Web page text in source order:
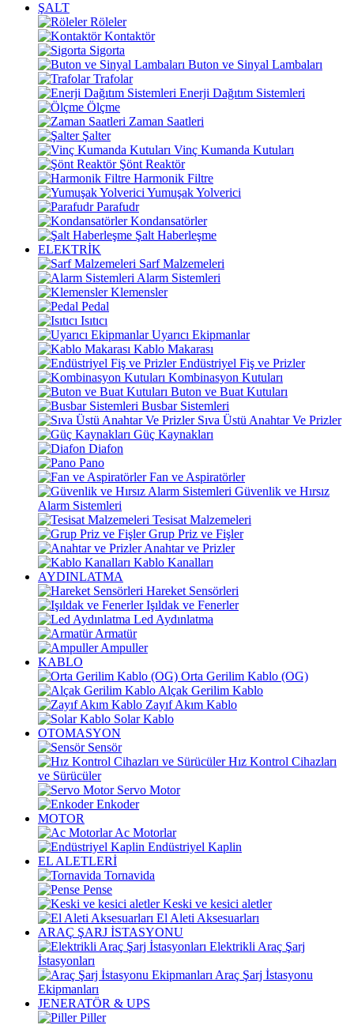
ŞALT
Röleler
Kontaktör
Sigorta
Buton ve Sinyal Lambaları
Trafolar
Enerji Dağıtım Sistemleri
Ölçme
Zaman Saatleri
Şalter
Vinç Kumanda Kutuları
Şönt Reaktör
Harmonik Filtre
Yumuşak Yolverici
Parafudr
Kondansatörler
Şalt Haberleşme
ELEKTRİK
Sarf Malzemeleri
Alarm Sistemleri
Klemensler
Pedal
Isıtıcı
Uyarıcı Ekipmanlar
Kablo Makarası
Endüstriyel Fiş ve Prizler
Kombinasyon Kutuları
Buton ve Buat Kutuları
Busbar Sistemleri
Sıva Üstü Anahtar Ve Prizler
Güç Kaynakları
Diafon
Pano
Fan ve Aspiratörler
Güvenlik ve Hırsız
Alarm Sistemleri
Tesisat Malzemeleri
Grup Priz ve Fişler
Anahtar ve Prizler
Kablo Kanalları
AYDINLATMA
Hareket Sensörleri
Işıldak ve Fenerler
Led Aydınlatma
Armatür
Ampuller
KABLO
Orta Gerilim Kablo (OG)
Alçak Gerilim Kablo
Zayıf Akım Kablo
Solar Kablo
OTOMASYON
Sensör
Hız Kontrol Cihazları
ve Sürücüler
Servo Motor
Enkoder
MOTOR
Ac Motorlar
Endüstriyel Kaplin
EL ALETLERİ
Tornavida
Pense
Keski ve kesici aletler
El Aleti Aksesuarları
ARAÇ ŞARJ İSTASYONU
Elektrikli Araç Şarj
İstasyonları
Araç Şarj İstasyonu
Ekipmanları
JENERATÖR & UPS
Piller